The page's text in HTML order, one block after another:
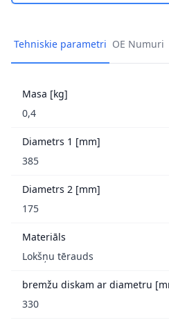
Tehniskie parametri OE Numuri
Masa [kg]
0,4
Diametrs 1 [mm]
385
Diametrs 2 [mm]
175
Materiāls
Lokšņu tērauds
bremžu diskam ar diametru
330